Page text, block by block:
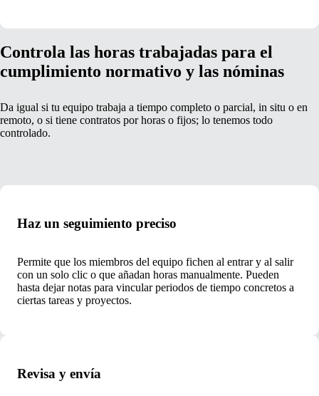
Controla las horas trabajadas para el
cumplimiento normativo y las nóminas
Da igual si tu equipo trabaja a tiempo completo o parcial, in situ o en
remoto, o si tiene contratos por horas o fijos; lo tenemos todo
controlado.
Haz un seguimiento preciso
Permite que los miembros del equipo fichen al entrar y al salir
con un solo clic o que añadan horas manualmente. Pueden
hasta dejar notas para vincular periodos de tiempo concretos a
ciertas tareas y proyectos.
Revisa y envía